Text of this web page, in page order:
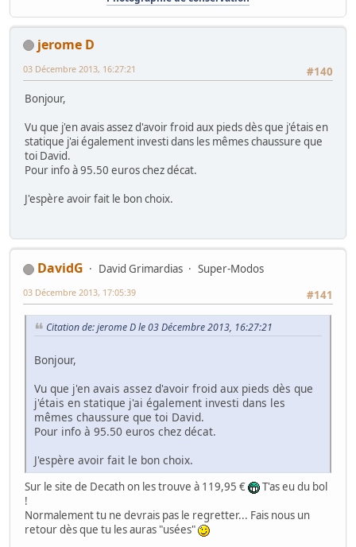
jerome D
#140
03 Décembre 2013, 16:27:21
Bonjour,
Vu que j'en avais assez d'avoir froid aux pieds dès que j'étais en
statique j'ai également investi dans les mêmes chaussure que
toi David.
Pour info à 95.50 euros chez décat.
J'espère avoir fait le bon choix.
DavidG David Grimardias
Super-Modos
#141
03 Décembre 2013, 17:05:39
Citation de: jerome D le 03 Décembre 2013, 16:27:21
Bonjour,
Vu que j'en avais assez d'avoir froid aux pieds dès que
j'étais en statique j'ai également investi dans les
mêmes chaussure que toi David.
Pour info à 95.50 euros chez décat.
J'espère avoir fait le bon choix.
Sur le site de Decath on les trouve à 119,95 €
T'as eu du bol
!
Normalement tu ne devrais pas le regretter... Fais nous un
retour dès que tu les auras "usées"